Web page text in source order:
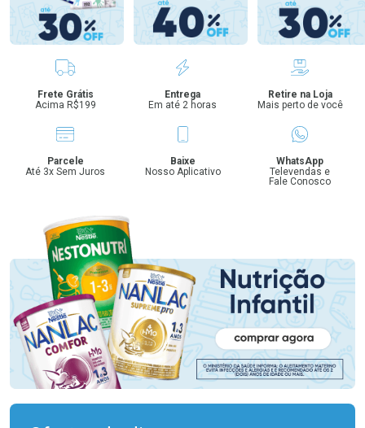
Benefícios
Frete Grátis
Acima R$199
Entrega
Em até 2 horas
Retire na Loja
Mais perto de você
Parcele
Até 3x Sem Juros
Baixe
Nosso Aplicativo
WhatsApp
Televendas e
Fale Conosco